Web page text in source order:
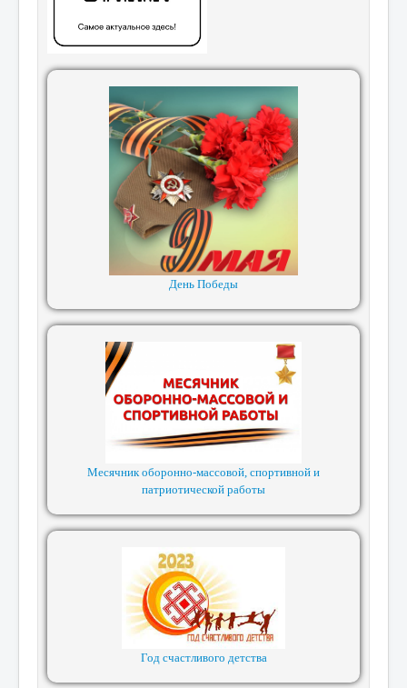
День Победы
Месячник оборонно-массовой, спортивной и
патриотической работы
Год счастливого детства